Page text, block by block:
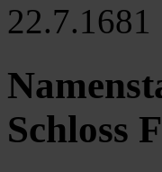
22.7.1681
Schloss